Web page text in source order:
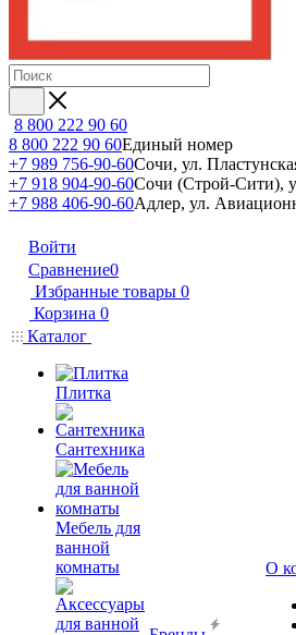
8 800 222 90 60
8 800 222 90 60Единый номер
+7 989 756-90-60Сочи, ул.
+7 918 904-90-60Сочи (Строй-Сити),
+7 988 406-90-60Адлер, ул.
Войти
Сравнение0
Избранные товары 0
Корзина 0
Каталог
Плитка
Сантехника
Мебель для
ванной
комнаты
О